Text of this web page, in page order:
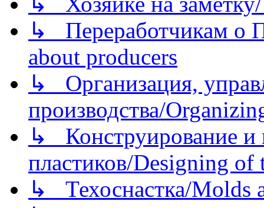
↳ Переработчикам о
about producers
↳ Организация,
производства/
↳ Конструирование и
пластиков/Designing of
↳ Техоснастка/Molds